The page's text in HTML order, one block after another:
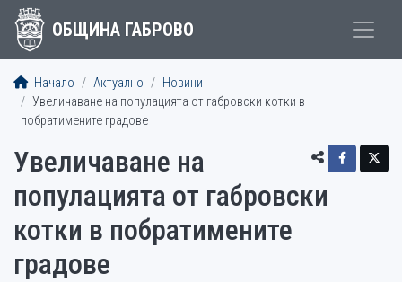
ОБЩИНА ГАБРОВО
Начало Актуално
Новини
Увеличаване на популацията от габровски котки в
побратимените градове
Увеличаване на
популацията от габровски
котки в побратимените
градове